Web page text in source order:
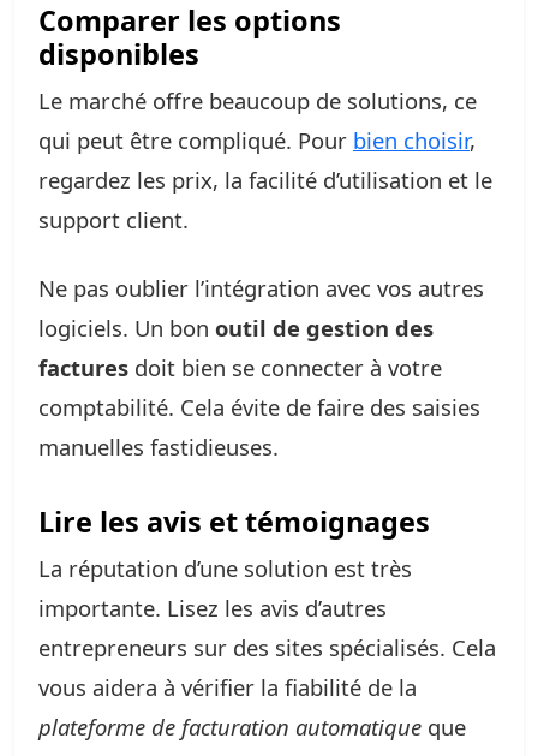
Comparer les options
disponibles
Le marché offre beaucoup de solutions, ce
qui peut être compliqué. Pour bien choisir,
regardez les prix, la facilité d’utilisation et le
support client.
Ne pas oublier l’intégration avec vos autres
logiciels. Un bon outil de gestion des
factures doit bien se connecter à votre
comptabilité. Cela évite de faire des saisies
manuelles fastidieuses.
Lire les avis et témoignages
La réputation d’une solution est très
importante. Lisez les avis d’autres
entrepreneurs sur des sites spécialisés. Cela
vous aidera à vérifier la fiabilité de la
plateforme de facturation automatique que